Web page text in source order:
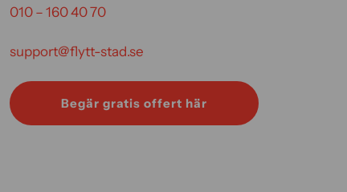
010 – 160 40 70
support@flytt-stad.se
Begär gratis offert här